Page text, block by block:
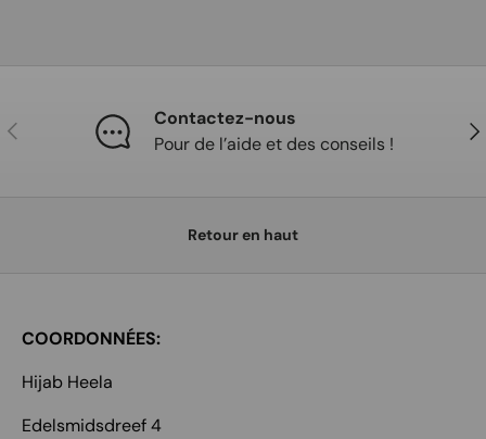
Précédent
Contactez-nous
Pour de l’aide et des conseils !
Retour en haut
COORDONNÉES:
Hijab Heela
Edelsmidsdreef 4